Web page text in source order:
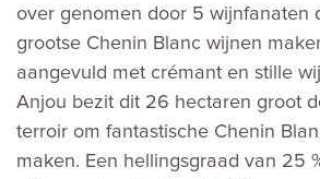
over genomen door 5 wijnfanaten
grootse Chenin Blanc wijnen
aangevuld met crémant en stille
Anjou bezit dit 26 hectaren groot
terroir om fantastische Chenin
maken. Een hellingsgraad van 25